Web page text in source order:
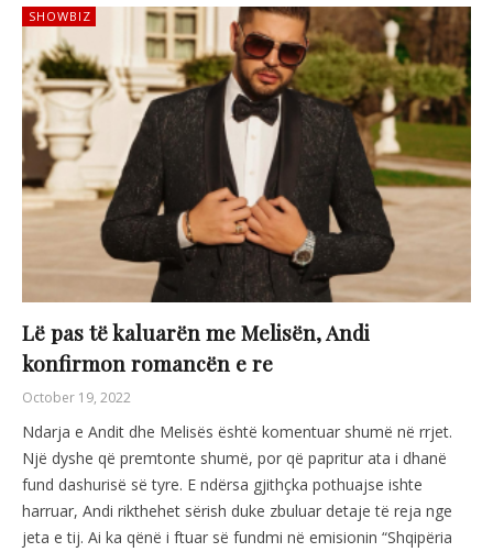
SHOWBIZ
Lë pas të kaluarën me Melisën, Andi
konfirmon romancën e re
October 19, 2022
Ndarja e Andit dhe Melisës është komentuar shumë në rrjet.
Një dyshe që premtonte shumë, por që papritur ata i dhanë
fund dashurisë së tyre. E ndërsa gjithçka pothuajse ishte
harruar, Andi rikthehet sërish duke zbuluar detaje të reja nge
jeta e tij. Ai ka qënë i ftuar së fundmi në emisionin “Shqipëria